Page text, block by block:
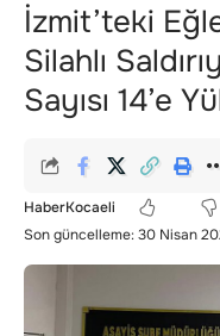
İzmit’teki
Silahlı
Sayısı 14’e
Son güncelleme: 30 Nisan
HaberKocaeli